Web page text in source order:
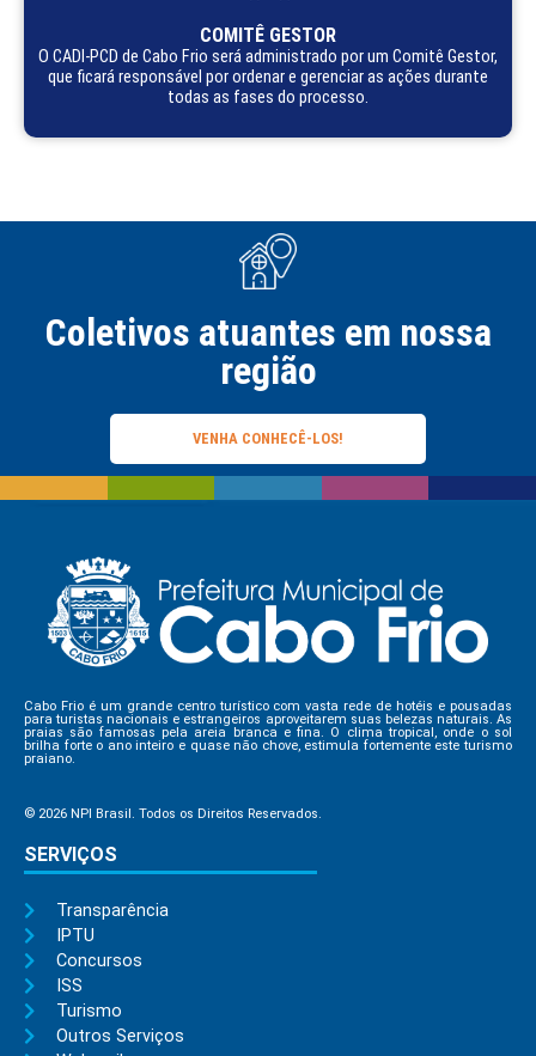
COMITÊ GESTOR
O CADI-PCD de Cabo Frio será administrado por um Comitê Gestor,
que ficará responsável por ordenar e gerenciar as ações durante
todas as fases do processo.
Coletivos atuantes em nossa
região
VENHA CONHECÊ-LOS!
Cabo Frio é um grande centro turístico com vasta rede de hotéis e pousadas
para turistas nacionais e estrangeiros aproveitarem suas belezas naturais. As
praias são famosas pela areia branca e fina. O clima tropical, onde o sol
brilha forte o ano inteiro e quase não chove, estimula fortemente este turismo
praiano.
© 2026 NPI Brasil. Todos os Direitos Reservados.
SERVIÇOS
Transparência
IPTU
Concursos
ISS
Turismo
Outros Serviços